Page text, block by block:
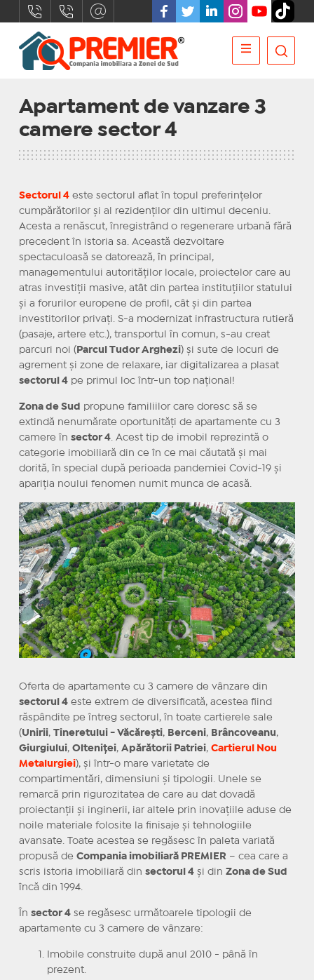
Apartament de vanzare 3
camere sector 4
Sectorul 4este sectorul aflat în topul preferințelor
cumpărătorilor și al rezidenților din ultimul deceniu.
Acesta a renăscut, înregistrând o regenerare urbană fără
precedent în istoria sa. Această dezvoltare
spectaculoasă se datorează, în principal,
managementului autorităților locale, proiectelor care au
atras investiții masive, atât din partea instituțiilor statului
și a forurilor europene de profil, cât și din partea
investitorilor privați. S-a modernizat infrastructura rutieră
(pasaje, artere etc.), transportul în comun, s-au creat
parcuri noi ( Parcul Tudor Arghezi) și sute de locuri de
agrement și zone de relaxare, iar digitalizarea a plasat
sectorul 4pe primul loc într-un top național!
Zona de Sud
propune familiilor care doresc să se
extindă nenumărate oportunități de apartamente cu 3
camere în sector 4. Acest tip de imobil reprezintă o
categorie imobiliară din ce în ce mai căutată și mai
dorită, în special după perioada pandemiei Covid-19 și
apariția noului fenomen numit munca de acasă.
Oferta de apartamente cu 3 camere de vânzare din
sectorul 4este extrem de diversificată, acestea fiind
răspândite pe întreg sectorul, în toate cartierele sale
(Unirii, Tineretului - Văcărești, Berceni, Brâncoveanu,
Giurgiului, Olteniței, Apărătorii Patriei, Cartierul Nou
Metalurgiei), și într-o mare varietate de
compartimentări, dimensiuni și tipologii. Unele se
remarcă prin rigurozitatea de care au dat dovadă
proiectanții și inginerii, iar altele prin inovațiile aduse de
noile materiale folosite la finisaje și tehnologiile
avansate. Toate acestea se regăsesc în paleta variată
propusă de Compania imobiliară PREMIER – cea care a
scris istoria imobiliară din sectorul 4și din Zona de Sud
încă din 1994.
În sector 4se regăsesc următoarele tipologii de
apartamente cu 3 camere de vânzare:
Imobile construite după anul 2010 - până în
prezent.